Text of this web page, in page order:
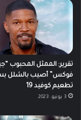
تقرير: الممثل المحبوب
فوكس” أصيب بالشلل
تطعيم كوفيد 19
3 يونيو، 2023